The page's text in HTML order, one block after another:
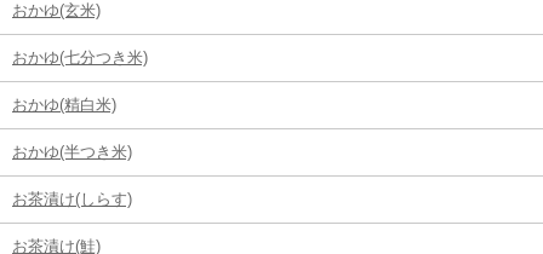
おかゆ(玄米)
おかゆ(七分つき米)
おかゆ(精白米)
おかゆ(半つき米)
お茶漬け(しらす)
お茶漬け(鮭)